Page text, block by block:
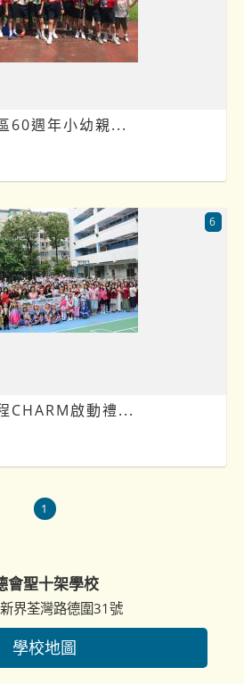
60週年小幼親...
CHARM啟動禮...
6
1
會聖十架學校
界荃灣路德圍31號
學校地圖